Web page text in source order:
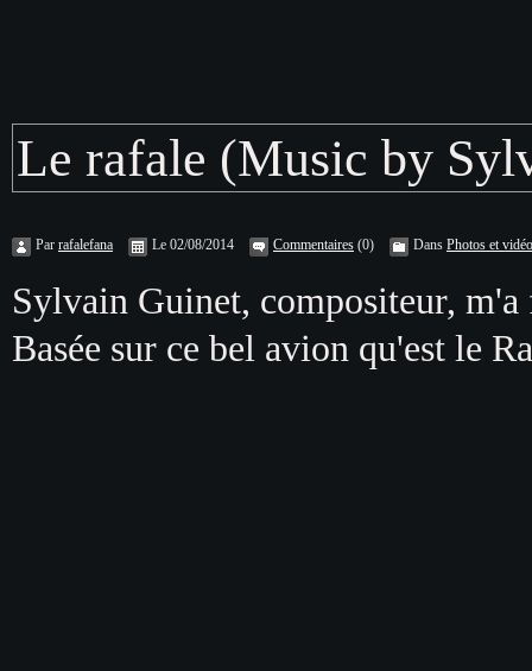
Le rafale (Music by
Par rafalefana Le 02/08/2014 Commentaires (0) Dans Photos et
Sylvain Guinet, compositeur,
Basée sur ce bel avion qu'est le